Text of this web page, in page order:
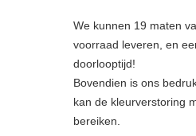
We kunnen 19 maten
voorraad leveren, en
doorlooptijd!
Bovendien is ons
kan de kleurverstoring
bereiken.